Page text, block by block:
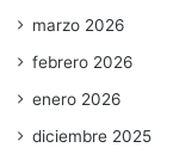
marzo 2026
febrero 2026
enero 2026
diciembre 2025